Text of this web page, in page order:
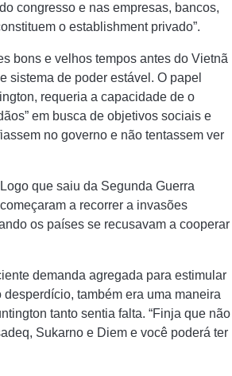
congresso e nas empresas, bancos,
o establishment privado”.
bons e velhos tempos antes do Vietnã
sistema de poder estável. O papel
requeria a capacidade de o
em busca de objetivos sociais e
no governo e não tentassem ver
que saiu da Segunda Guerra
a recorrer a invasões
os países se recusavam a cooperar
demanda agregada para estimular
também era uma maneira
tanto sentia falta. “Finja que não
Sukarno e Diem e você poderá ter